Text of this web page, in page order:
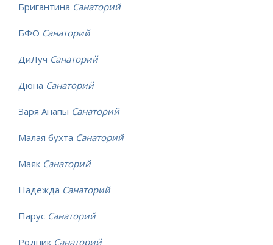
Бригантина Санаторий
БФО Санаторий
ДиЛуч Санаторий
Дюна Санаторий
Заря Анапы Санаторий
Малая бухта Санаторий
Маяк Санаторий
Надежда Санаторий
Парус Санаторий
Родник Санаторий